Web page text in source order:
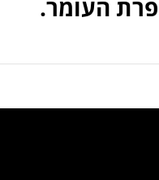
העומר.